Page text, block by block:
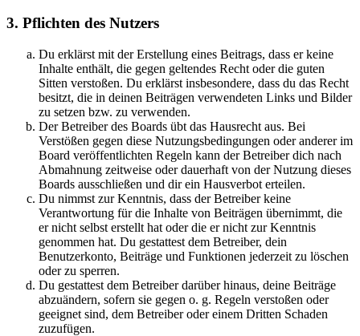
3. Pflichten des Nutzers
Du erklärst mit der Erstellung eines Beitrags, dass er keine
Inhalte enthält, die gegen geltendes Recht oder die guten
Sitten verstoßen. Du erklärst insbesondere, dass du das Recht
besitzt, die in deinen Beiträgen verwendeten Links und Bilder
zu setzen bzw. zu verwenden.
Der Betreiber des Boards übt das Hausrecht aus. Bei
Verstößen gegen diese Nutzungsbedingungen oder anderer im
Board veröffentlichten Regeln kann der Betreiber dich nach
Abmahnung zeitweise oder dauerhaft von der Nutzung dieses
Boards ausschließen und dir ein Hausverbot erteilen.
Du nimmst zur Kenntnis, dass der Betreiber keine
Verantwortung für die Inhalte von Beiträgen übernimmt, die
er nicht selbst erstellt hat oder die er nicht zur Kenntnis
genommen hat. Du gestattest dem Betreiber, dein
Benutzerkonto, Beiträge und Funktionen jederzeit zu löschen
oder zu sperren.
Du gestattest dem Betreiber darüber hinaus, deine Beiträge
abzuändern, sofern sie gegen o. g. Regeln verstoßen oder
geeignet sind, dem Betreiber oder einem Dritten Schaden
zuzufügen.